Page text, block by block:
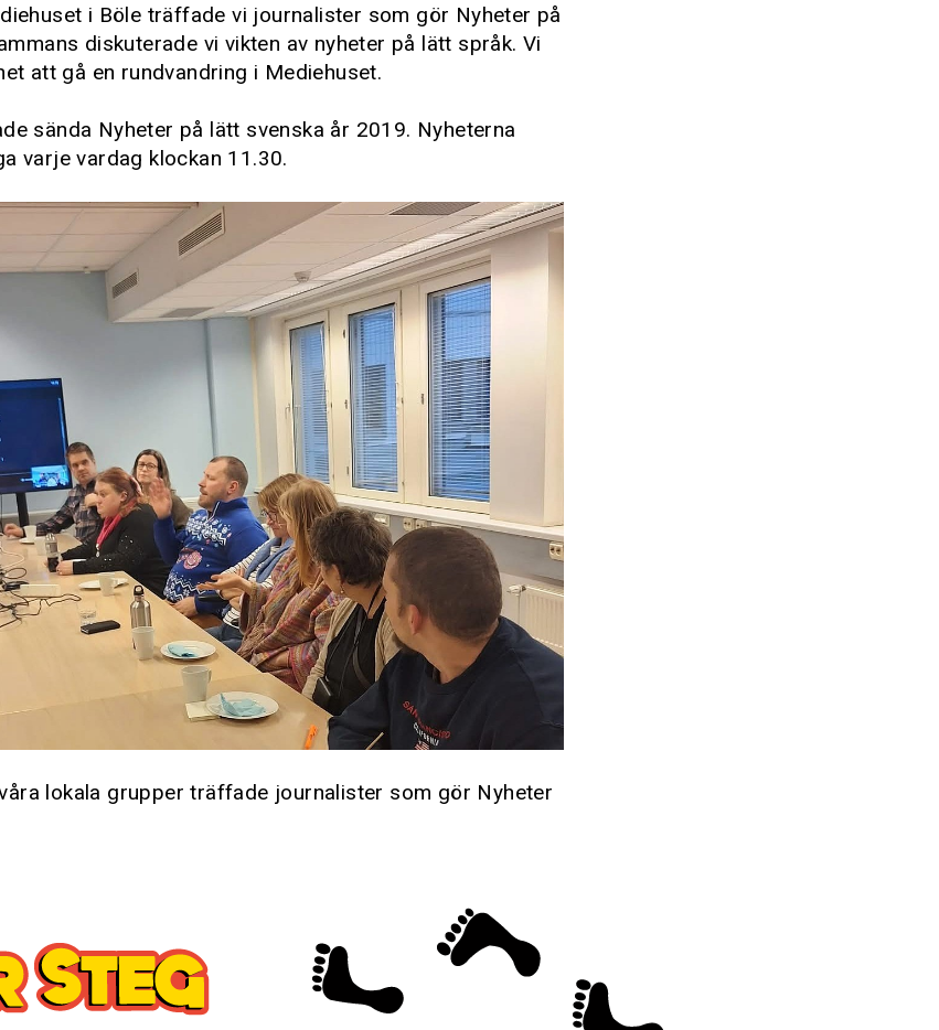
i Böle träffade vi journalister som gör Nyheter på
diskuterade vi vikten av nyheter på lätt språk. Vi
att gå en rundvandring i Mediehuset.
sända Nyheter på lätt svenska år 2019. Nyheterna
varje vardag klockan 11.30.
lokala grupper träffade journalister som gör Nyheter